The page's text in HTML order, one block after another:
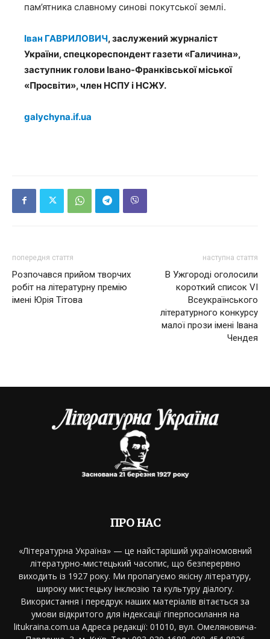
пам’ятника славному синові покутської землі.
Іван ГАВРИЛОВИЧ, заслужений журналіст
України, спецкореспондент газети «Галичина»,
заступник голови Івано-Франківської міської
«Просвіти», член НСПУ і НСЖУ.
galychyna.if.ua
попередня стаття
Розпочався прийом творчих
робіт на літературну премію
імені Юрія Тітова
наступна стаття
В Ужгороді оголосили
короткий список VI
Всеукраїнського
літературного конкурсу
малої прози імені Івана
Чендея
ПРО НАС
«Літературна Україна» — це найстаріший україномовний
літературно-мистецький часопис, що безперервно
виходить із 1927 року. Ми пропагуємо якісну літературу,
широку мистецьку інклюзію та культуру діалогу.
Використання і передрук наших матеріалів вітається за
умови відкритого для індексації гіперпосилання на
litukraina.com.ua Адреса редакції: 01010, вул. Омеляновича-